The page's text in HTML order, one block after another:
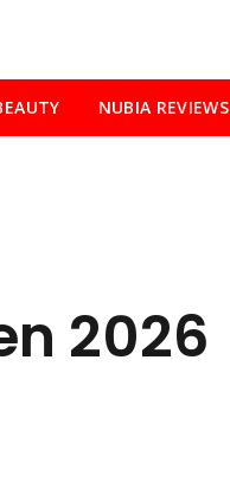
NUBIA REVIEWS
2026